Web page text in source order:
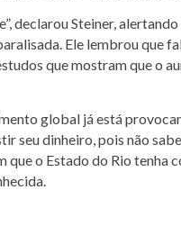
declarou Steiner,
Ele lembrou que
que mostram que o
global já está
seu dinheiro, pois não
que o Estado do Rio tenha